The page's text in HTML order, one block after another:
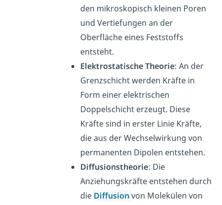
den mikroskopisch kleinen Poren
und Vertiefungen an der
Oberfläche eines Feststoffs
entsteht.
Elektrostatische Theorie: An der
Grenzschicht werden Kräfte in
Form einer elektrischen
Doppelschicht erzeugt. Diese
Kräfte sind in erster Linie Kräfte,
die aus der Wechselwirkung von
permanenten Dipolen entstehen.
Diffusionstheorie: Die
Anziehungskräfte entstehen durch
die Diffusionvon Molekülen von